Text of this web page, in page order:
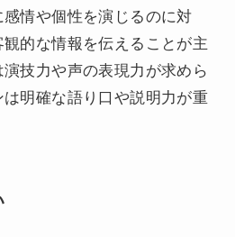
情や個性を演じるのに対
的な情報を伝えることが主
技力や声の表現力が求めら
明確な語り口や説明力が重